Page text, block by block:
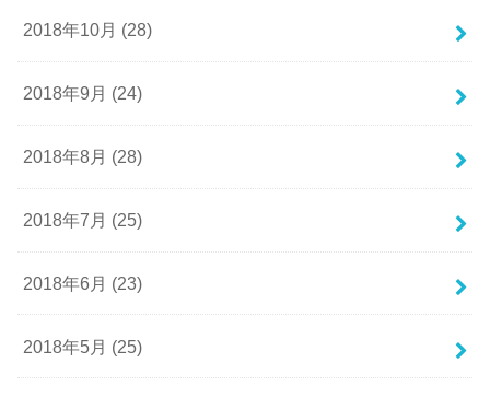
2018年10月 (28)
2018年9月 (24)
2018年8月 (28)
2018年7月 (25)
2018年6月 (23)
2018年5月 (25)